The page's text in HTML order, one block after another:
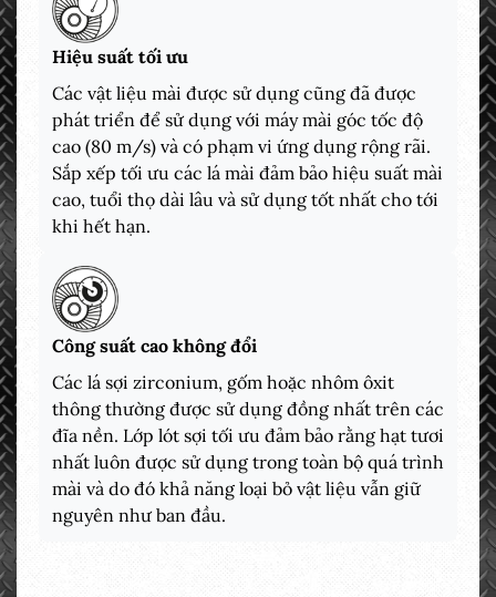
Hiệu suất tối ưu
Các vật liệu mài được sử dụng cũng đã được
phát triển để sử dụng với máy mài góc tốc độ
cao (80 m/s) và có phạm vi ứng dụng rộng rãi.
Sắp xếp tối ưu các lá mài đảm bảo hiệu suất mài
cao, tuổi thọ dài lâu và sử dụng tốt nhất cho tới
khi hết hạn.
Công suất cao không đổi
Các lá sợi zirconium, gốm hoặc nhôm ôxit
thông thường được sử dụng đồng nhất trên các
đĩa nền. Lớp lót sợi tối ưu đảm bảo rằng hạt tươi
nhất luôn được sử dụng trong toàn bộ quá trình
mài và do đó khả năng loại bỏ vật liệu vẫn giữ
nguyên như ban đầu.